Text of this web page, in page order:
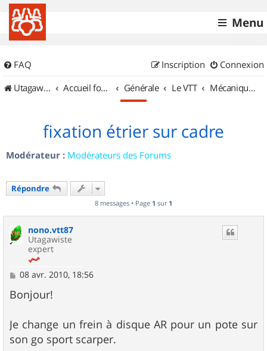
Menu
FAQ Connexion
Inscription
UtagawaVTT (Randos VTT et VTTAE avec traces GPS)
Accueil forum Générale Le VTT Mécanique et Entretiens
fixation étrier sur cadre
Modérateur : Modérateurs des Forums
Répondre
8 messages • Page 1 sur 1
nono.vtt87
Utagawiste
expert
M
s
s
g
e
08 avr. 2010, 18:56
Bonjour!
Je change un frein à disque AR pour un pote sur
son go sport scarper.